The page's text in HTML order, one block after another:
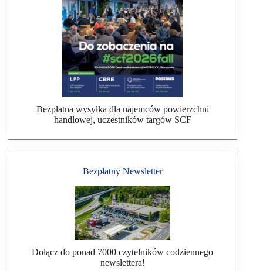
Bezpłatna wysyłka dla najemców powierzchni
handlowej, uczestników targów SCF
Bezpłatny Newsletter
Dołącz do ponad 7000 czytelników codziennego
newslettera!